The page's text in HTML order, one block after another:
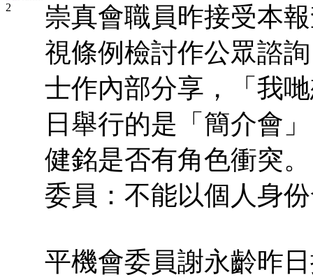
崇真會職員昨接受本
視條例檢討作公眾諮
士作內部分享，「我
日舉行的是「簡介會
健銘是否有角色衝突。
委員：不能以個人身
平機會委員謝永齡昨